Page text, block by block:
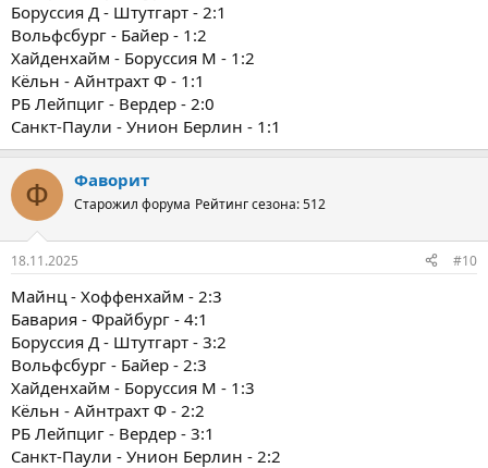
Боруссия Д - Штутгарт - 2:1
Вольфсбург - Байер - 1:2
Хайденхайм - Боруссия М - 1:2
Кёльн - Айнтрахт Ф - 1:1
РБ Лейпциг - Вердер - 2:0
Санкт-Паули - Унион Берлин - 1:1
Ф Фаворит
Старожил форума Рейтинг сезона: 512
18.11.2025 #10
Майнц - Хоффенхайм - 2:3
Бавария - Фрайбург - 4:1
Боруссия Д - Штутгарт - 3:2
Вольфсбург - Байер - 2:3
Хайденхайм - Боруссия М - 1:3
Кёльн - Айнтрахт Ф - 2:2
РБ Лейпциг - Вердер - 3:1
Санкт-Паули - Унион Берлин - 2:2